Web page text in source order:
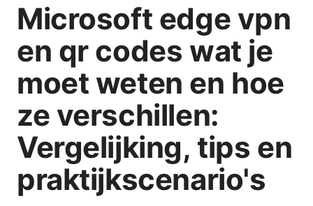
Microsoft edge vpn
en qr codes wat je
moet weten en hoe
ze verschillen:
Vergelijking, tips en
praktijkscenario's